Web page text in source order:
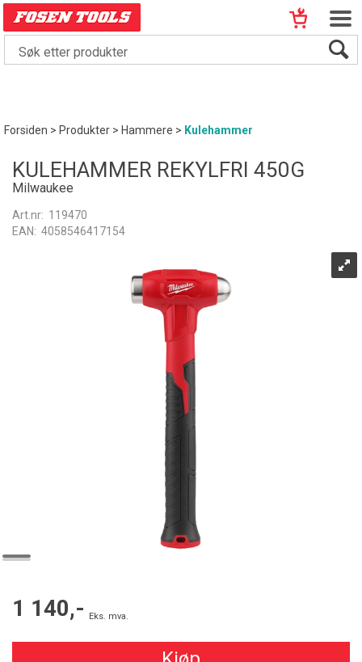
Forsiden>Produkter>Hammere> Kulehammer
KULEHAMMER REKYLFRI 450G
Milwaukee
Art.nr: 119470
EAN: 4058546417154
1 140,- Eks. mva.